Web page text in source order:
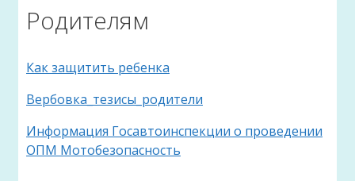
Родителям
Как защитить ребенка
Вербовка_тезисы_родители
Информация Госавтоинспекции о проведении
ОПМ Мотобезопасность